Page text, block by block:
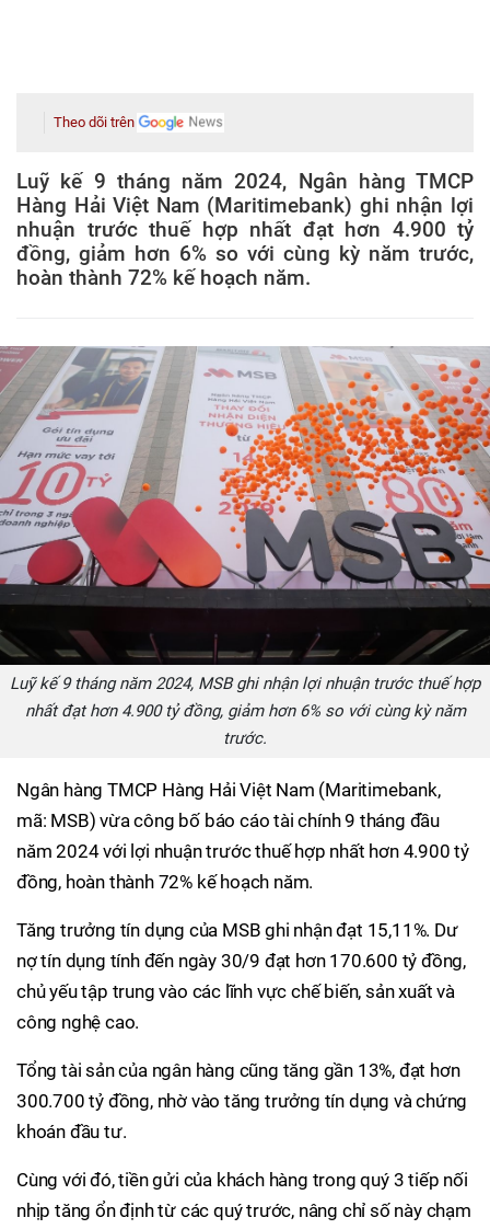
Theo dõi trên
Luỹ kế 9 tháng năm 2024, Ngân hàng TMCP
Hàng Hải Việt Nam (Maritimebank) ghi nhận lợi
nhuận trước thuế hợp nhất đạt hơn 4.900 tỷ
đồng, giảm hơn 6% so với cùng kỳ năm trước,
hoàn thành 72% kế hoạch năm.
Luỹ kế 9 tháng năm 2024, MSB ghi nhận lợi nhuận trước thuế hợp
nhất đạt hơn 4.900 tỷ đồng, giảm hơn 6% so với cùng kỳ năm
trước.
Ngân hàng TMCP Hàng Hải Việt Nam (Maritimebank,
mã: MSB) vừa công bố báo cáo tài chính 9 tháng đầu
năm 2024 với lợi nhuận trước thuế hợp nhất hơn 4.900 tỷ
đồng, hoàn thành 72% kế hoạch năm.
Tăng trưởng tín dụng của MSB ghi nhận đạt 15,11%. Dư
nợ tín dụng tính đến ngày 30/9 đạt hơn 170.600 tỷ đồng,
chủ yếu tập trung vào các lĩnh vực chế biến, sản xuất và
công nghệ cao.
Tổng tài sản của ngân hàng cũng tăng gần 13%, đạt hơn
300.700 tỷ đồng, nhờ vào tăng trưởng tín dụng và chứng
khoán đầu tư.
Cùng với đó, tiền gửi của khách hàng trong quý 3 tiếp nối
nhịp tăng ổn định từ các quý trước, nâng chỉ số này chạm